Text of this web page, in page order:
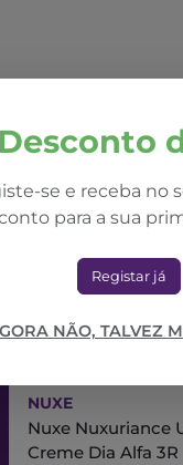
Desconto
se e receba no
para a sua
Registar já
NÃO, TALVEZ
NUXE
Nuxe Nuxuriance
Creme Dia Alfa 3R